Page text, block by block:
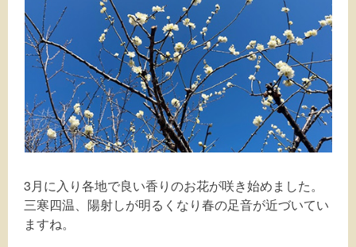
3月に入り各地で良い香りのお花が咲き始めました。
三寒四温、陽射しが明るくなり春の足音が近づいてい
ますね。